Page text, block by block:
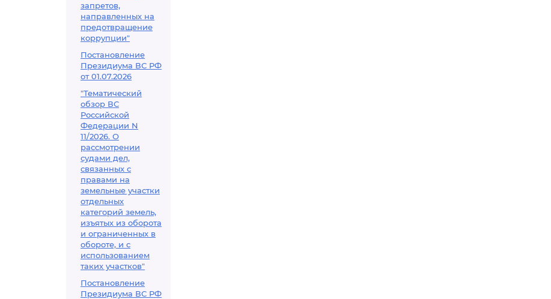
запретов,
направленных на
предотвращение
коррупции"
Постановление
Президиума ВС РФ
от 01.07.2026
"Тематический
обзор ВС
Российской
Федерации N
11/2026. О
рассмотрении
судами дел,
связанных с
правами на
земельные участки
отдельных
категорий земель,
изъятых из оборота
и ограниченных в
обороте, и с
использованием
таких участков"
Постановление
Президиума ВС РФ